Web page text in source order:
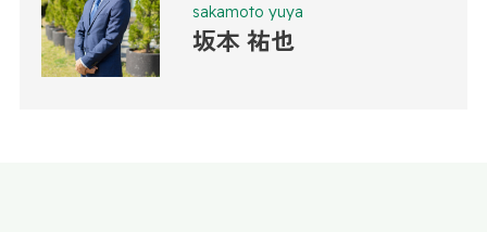
sakamoto yuya
坂本 祐也